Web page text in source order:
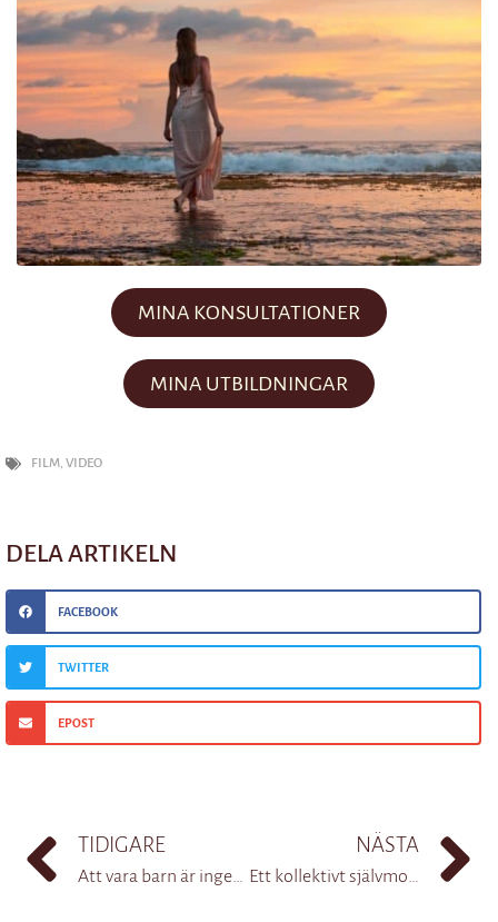
MINA KONSULTATIONER
MINA UTBILDNINGAR
FILM, VIDEO
DELA ARTIKELN
FACEBOOK
TWITTER
EPOST
TIDIGARE
Att vara barn är ingen mental sjukdom
NÄSTA
Ett kollektivt självmord skulle gynna ekonomin